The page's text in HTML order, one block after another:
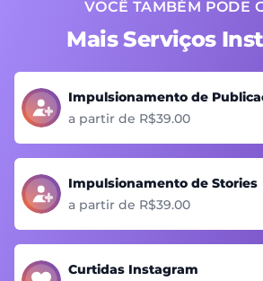
VOCÊ TAMBÉM PODE
Mais Serviços
Impulsionamento de
a partir de R$39.00
Impulsionamento de Stories
a partir de R$39.00
Curtidas Instagram